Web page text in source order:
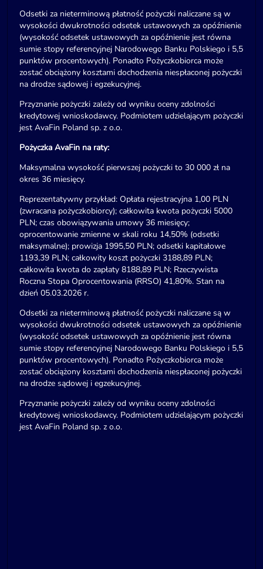
Odsetki za nieterminową płatność pożyczki naliczane są w
wysokości dwukrotności odsetek ustawowych za opóźnienie
(wysokość odsetek ustawowych za opóźnienie jest równa
sumie stopy referencyjnej Narodowego Banku Polskiego i 5,5
punktów procentowych). Ponadto Pożyczkobiorca może
zostać obciążony kosztami dochodzenia niespłaconej pożyczki
na drodze sądowej i egzekucyjnej.
Przyznanie pożyczki zależy od wyniku oceny zdolności
kredytowej wnioskodawcy. Podmiotem udzielającym pożyczki
jest AvaFin Poland sp. z o.o.
Pożyczka AvaFin na raty:
Maksymalna wysokość pierwszej pożyczki to 30 000 zł na
okres 36 miesięcy.
Reprezentatywny przykład: Opłata rejestracyjna 1,00 PLN
(zwracana pożyczkobiorcy); całkowita kwota pożyczki 5000
PLN; czas obowiązywania umowy 36 miesięcy;
oprocentowanie zmienne w skali roku 14,50% (odsetki
maksymalne); prowizja 1995,50 PLN; odsetki kapitałowe
1193,39 PLN; całkowity koszt pożyczki 3188,89 PLN;
całkowita kwota do zapłaty 8188,89 PLN; Rzeczywista
Roczna Stopa Oprocentowania (RRSO) 41,80%. Stan na
dzień 05.03.2026 r.
Odsetki za nieterminową płatność pożyczki naliczane są w
wysokości dwukrotności odsetek ustawowych za opóźnienie
(wysokość odsetek ustawowych za opóźnienie jest równa
sumie stopy referencyjnej Narodowego Banku Polskiego i 5,5
punktów procentowych). Ponadto Pożyczkobiorca może
zostać obciążony kosztami dochodzenia niespłaconej pożyczki
na drodze sądowej i egzekucyjnej.
Przyznanie pożyczki zależy od wyniku oceny zdolności
kredytowej wnioskodawcy. Podmiotem udzielającym pożyczki
jest AvaFin Poland sp. z o.o.